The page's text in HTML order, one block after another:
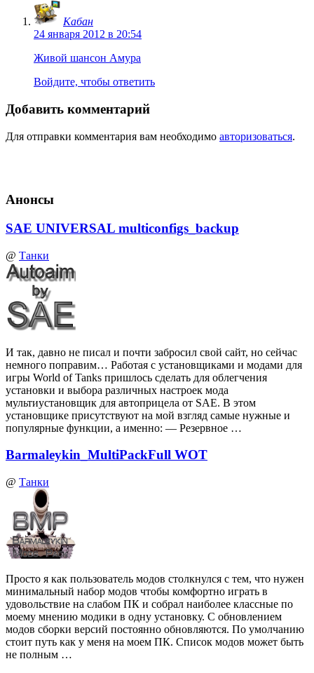
Кабан
24 января 2012 в 20:54
Живой шансон Амура
Войдите, чтобы ответить
Добавить комментарий
Для отправки комментария вам необходимо авторизоваться.
Анонсы
SAE UNIVERSAL multiconfigs_backup
@ Танки
И так, давно не писал и почти забросил свой сайт, но сейчас
немного поправим… Работая с установщиками и модами для
игры World of Tanks пришлось сделать для облегчения
установки и выбора различных настроек мода
мультиустановщик для автоприцела от SAE. В этом
установщике присутствуют на мой взгляд самые нужные и
популярные функции, а именно: — Резервное …
Barmaleykin_MultiPackFull WOT
@ Танки
Просто я как пользователь модов столкнулся с тем, что нужен
минимальный набор модов чтобы комфортно играть в
удовольствие на слабом ПК и собрал наиболее классные по
моему мнению модики в одну установку. С обновлением
модов сборки версий постоянно обновляются. По умолчанию
стоит путь как у меня на моем ПК. Список модов может быть
не полным …